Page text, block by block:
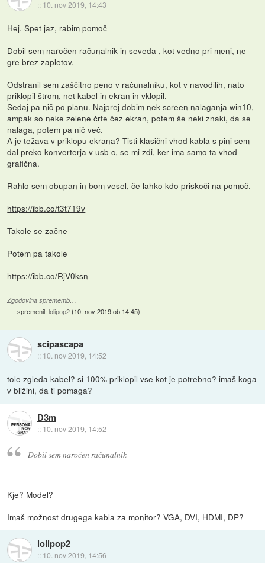
:: 10. nov 2019, 14:43
Hej. Spet jaz, rabim pomoč
Dobil sem naročen računalnik in seveda , kot vedno pri meni, ne
gre brez zapletov.
Odstranil sem zaščitno peno v računalniku, kot v navodilih, nato
priklopil štrom, net kabel in ekran in vklopil.
Sedaj pa nič po planu. Najprej dobim nek screen nalaganja win10,
ampak so neke zelene črte čez ekran, potem še neki znaki, da se
nalaga, potem pa nič več.
A je težava v priklopu ekrana? Tisti klasični vhod kabla s pini sem
dal preko konverterja v usb c, se mi zdi, ker ima samo ta vhod
grafična.
Rahlo sem obupan in bom vesel, če lahko kdo priskoči na pomoč.
https://ibb.co/t3t719v
Takole se začne
Potem pa takole
https://ibb.co/RjV0ksn
Zgodovina sprememb…
spremenil:lolipop2(10. nov 2019 ob 14:45)
scipascapa
:: 10. nov 2019, 14:52
tole zgleda kabel? si 100% priklopil vse kot je potrebno? imaš koga
v bližini, da ti pomaga?
D3m
:: 10. nov 2019, 14:52
Dobil sem naročen računalnik
Kje? Model?
Imaš možnost drugega kabla za monitor? VGA, DVI, HDMI, DP?
lolipop2
:: 10. nov 2019, 14:56